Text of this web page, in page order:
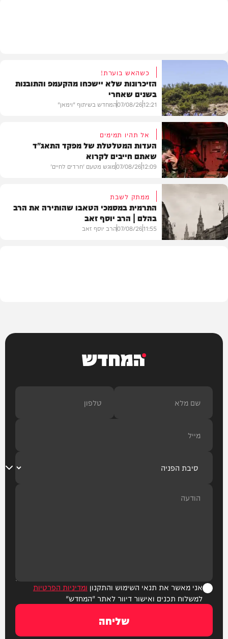
וידאו
כשהאש בוערת!
הזיכרונות שלא יישכחו מהקעמפ והתובנות
בשנים שאחרי
12:21
07/08/26המחדש בשיתוף "וימאן"
דעות
אל תהיו תמימים
העדות המטלטלת של מפקד התאג"ד
שאתם חייבים לקרוא
12:09
07/08/26מוגש מטעם 'חרדים לחיים'
ממתק לשבת
התרמית במסמכי הטאבו שהותירה את הרב
בהלם | הרב יוסף זאב
11:55
07/08/26הרב יוסף זאב
המחדש
אני מאשר את תנאי השימוש והתקנון ומדיניות הפרטיות
למשלוח תכנים ואישור דיוור לאתר "המחדש"
שליחה